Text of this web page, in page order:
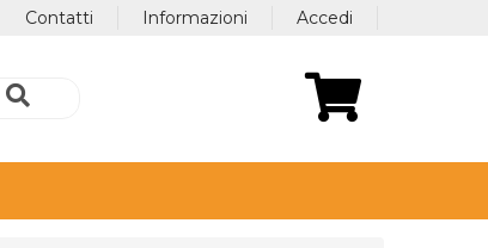
Accedi
Informazioni
Contatti